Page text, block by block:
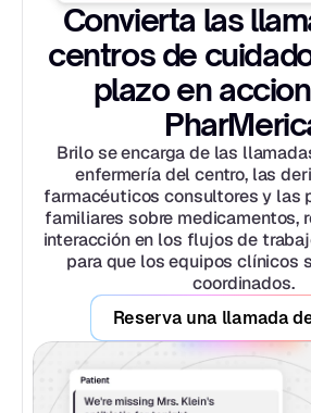
Convierta las
centros de
plazo en
Brilo se encarga de las
enfermería del centro, las
farmacéuticos consultores y las
familiares sobre medicamentos,
interacción en los flujos de
para que los equipos clínicos
coordinados.
Reserva una llamada